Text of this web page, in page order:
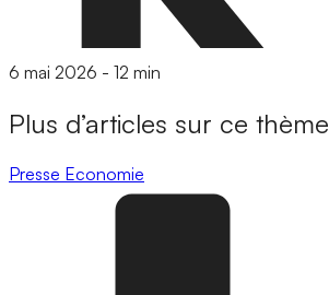
6 mai 2026 - 12 min
Plus d’articles sur ce thème
Presse Economie